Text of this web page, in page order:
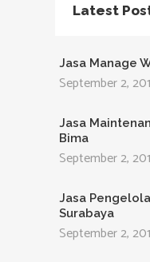
Latest
Jasa Manage
September 2,
Jasa
Bima
September 2,
Jasa
Surabaya
September 2,